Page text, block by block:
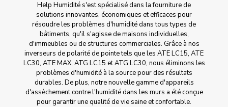
Help Humidité s'est spécialisé dans la fourniture de
solutions innovantes, économiques et efficaces pour
résoudre les problèmes d'humidité dans tous types de
bâtiments, qu'il s'agisse de maisons individuelles,
d'immeubles ou de structures commerciales. Grâce à nos
inverseurs de polarité de pointe tels que les ATE LC15, ATE
LC30, ATE MAX, ATG LC15 et ATG LC30, nous éliminons les
problèmes d'humidité à la source pour des résultats
durables. De plus, notre nouvelle gamme d'appareils
d'assèchement contre l'humidité dans les murs a été conçue
pour garantir une qualité de vie saine et confortable.